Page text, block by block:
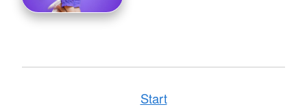
Start